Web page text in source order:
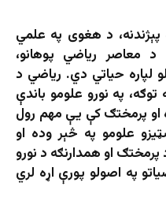
پېژندنه، د هغوی په علمي
د معاصر ریاضي پوهانو،
لپاره حیاتي دي. رياضي د
په نورو علومو باندې
پرمختګ کې يې مهم رول
علومو په څېر وده او
او همدارنګه د نورو
په اصولو پورې اړه لري